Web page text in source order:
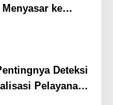
ke
Deteksi
Pelayanan